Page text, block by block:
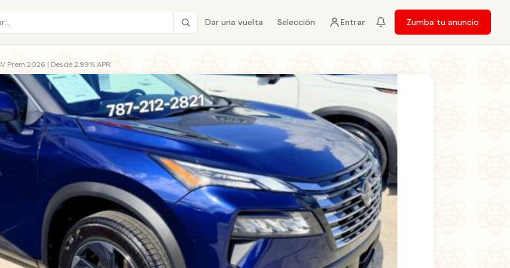
Dar una vuelta Selección Entrar Zumba tu anuncio
Prem 2026 | Desde 2.99% APR